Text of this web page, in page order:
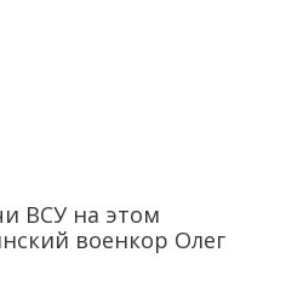
ВСУ на этом
военкор Олег